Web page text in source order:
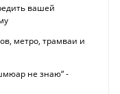
вашей
метро, трамваи и
не знаю“ -